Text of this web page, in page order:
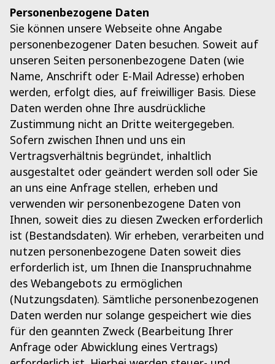
Personenbezogene Daten
Sie können unsere Webseite ohne Angabe
personenbezogener Daten besuchen. Soweit auf
unseren Seiten personenbezogene Daten (wie
Name, Anschrift oder E-Mail Adresse) erhoben
werden, erfolgt dies, auf freiwilliger Basis. Diese
Daten werden ohne Ihre ausdrückliche
Zustimmung nicht an Dritte weitergegeben.
Sofern zwischen Ihnen und uns ein
Vertragsverhältnis begründet, inhaltlich
ausgestaltet oder geändert werden soll oder Sie
an uns eine Anfrage stellen, erheben und
verwenden wir personenbezogene Daten von
Ihnen, soweit dies zu diesen Zwecken erforderlich
ist (Bestandsdaten). Wir erheben, verarbeiten und
nutzen personenbezogene Daten soweit dies
erforderlich ist, um Ihnen die Inanspruchnahme
des Webangebots zu ermöglichen
(Nutzungsdaten). Sämtliche personenbezogenen
Daten werden nur solange gespeichert wie dies
für den geannten Zweck (Bearbeitung Ihrer
Anfrage oder Abwicklung eines Vertrags)